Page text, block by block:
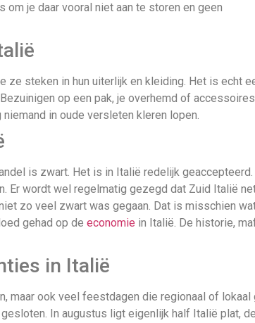
je daar vooral niet aan te storen en geen
ze steken in hun uiterlijk en kleiding. Het is echt
op een pak, je overhemd of
in oude versleten kleren lopen.
is zwart. Het is in Italië redelijk geaccepteerd.
Er wordt wel regelmatig gezegd dat Zuid Italië
zo veel zwart was gegaan. Dat is misschien
gehad op de economie in Italië. De historie,
in Italië
maar ook veel feestdagen die regionaal of lokaal
In augustus ligt eigenlijk half Italië plat,